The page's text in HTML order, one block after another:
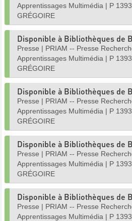
Apprentissages Multimédia | P 1393
GRÉGOIRE
Disponible à Bibliothèques de
Presse | PRIAM -- Presse
Apprentissages Multimédia | P 1393
GRÉGOIRE
Disponible à Bibliothèques de
Presse | PRIAM -- Presse
Apprentissages Multimédia | P 1393
GRÉGOIRE
Disponible à Bibliothèques de
Presse | PRIAM -- Presse
Apprentissages Multimédia | P 1393
GRÉGOIRE
Disponible à Bibliothèques de
Presse | PRIAM -- Presse
Apprentissages Multimédia | P 1393